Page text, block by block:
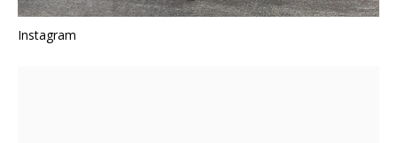
Instagram